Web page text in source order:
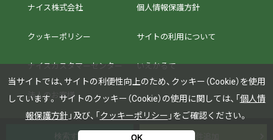
ナイス株式会社 個人情報保護方針
クッキーポリシー サイトの利用について
ナイスカスタマーセンター いえかるて
法人のお客様
当サイトでは、サイトの利便性向上のため、クッキー（Cookie）を使用
しています。
サイトのクッキー（Cookie）の使用に関しては、「 個人情
報保護方針 」及び、「 クッキーポリシー 」をご確認ください。
OK